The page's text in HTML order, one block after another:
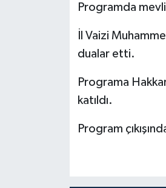
Programda
İl Vaizi
dualar etti.
Programa
katıldı.
Program
Bitlis Müftülüğü
Bolu Müftülüğü
Burdur Müftülüğü
Makaleler